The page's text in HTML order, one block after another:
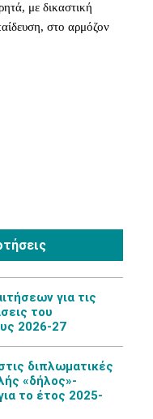
με δικαστική
στο αρμόζον
για τις
του
2026-27
διπλωματικές
«δήλος»-
το έτος 2025-